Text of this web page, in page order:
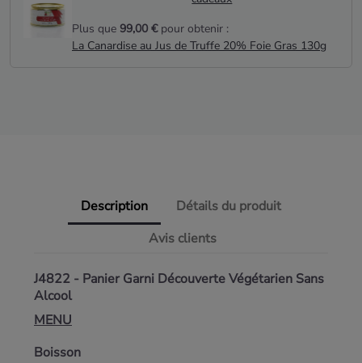
Plus que 99,00 €pour obtenir :
La Canardise au Jus de Truffe 20% Foie Gras 130g
Description
Détails du produit
Avis clients
J4822 - Panier Garni Découverte Végétarien Sans
Alcool
MENU
Boisson